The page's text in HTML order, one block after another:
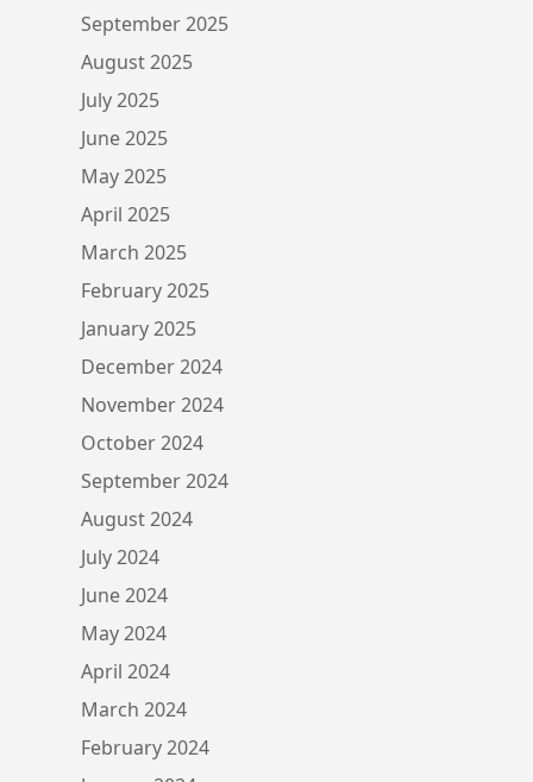
September 2025
August 2025
July 2025
June 2025
May 2025
April 2025
March 2025
February 2025
January 2025
December 2024
November 2024
October 2024
September 2024
August 2024
July 2024
June 2024
May 2024
April 2024
March 2024
February 2024